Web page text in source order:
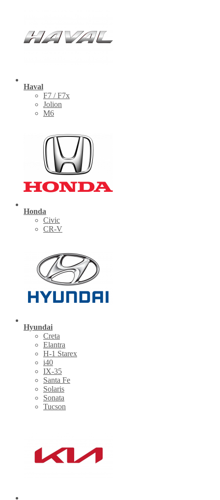
Haval
F7 / F7x
Jolion
M6
Honda
Civic
CR-V
Hyundai
Creta
Elantra
H-1 Starex
i40
IX-35
Santa Fe
Solaris
Sonata
Tucson